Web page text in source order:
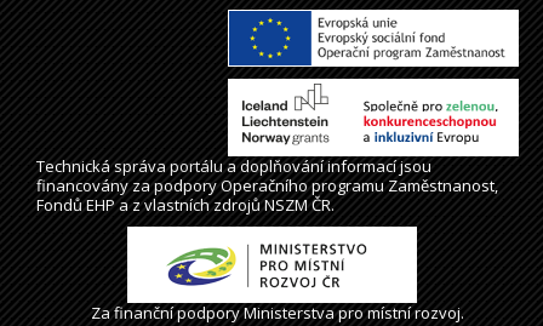
Technická správaportálua doplňování informací jsou
financovány za podpory Operačního programu Zaměstnanost,
Fondů EHP a z vlastních zdrojů NSZM ČR.
Za finanční podpory Ministerstva pro místní rozvoj.